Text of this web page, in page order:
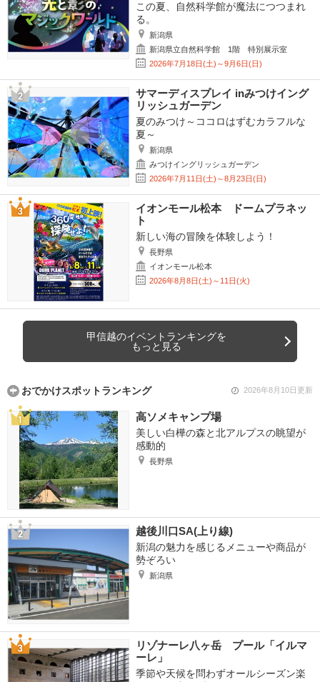
この夏、自然科学館が魔法につつまれ
る。
新潟県
新潟県立自然科学館 1階 特別展示室
2026年7月18日(土)～9月6日(日)
サマーディスプレイ inみつけイング
リッシュガーデン
夏のみつけ～ココロはずむカラフルな
夏～
新潟県
みつけイングリッシュガーデン
2026年7月11日(土)～8月23日(日)
イオンモール松本 ドームプラネッ
ト
新しい海の冒険を体験しよう！
長野県
イオンモール松本
2026年8月8日(土)～11日(火)
甲信越のイベントランキングを
もっと見る
おでかけスポットランキング 2026年8月10日更新
高ソメキャンプ場
美しい白樺の森と北アルプスの眺望が
感動的
長野県
越後川口SA(上り線)
新潟の魅力を感じるメニューや商品が
勢ぞろい
新潟県
リゾナーレ八ヶ岳 プール「イルマ
ーレ」
季節や天候を問わずオールシーズン楽